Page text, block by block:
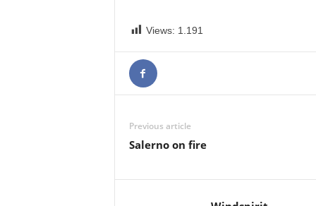
Views: 1.191
Previous article
Salerno on fire